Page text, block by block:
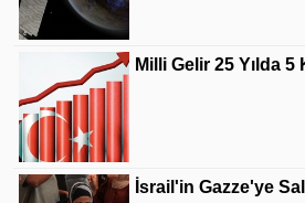
Milli Gelir 25 Yılda 5
İsrail'in Gazze'ye